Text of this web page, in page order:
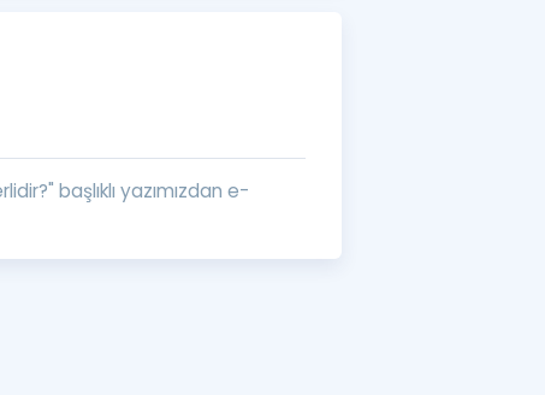
başlıklı yazımızdan e-